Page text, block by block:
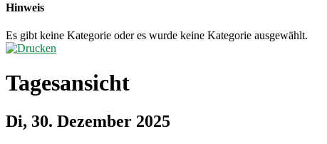
Hinweis
Es gibt keine Kategorie oder es wurde keine Kategorie ausgewählt.
Tagesansicht
Di, 30. Dezember 2025